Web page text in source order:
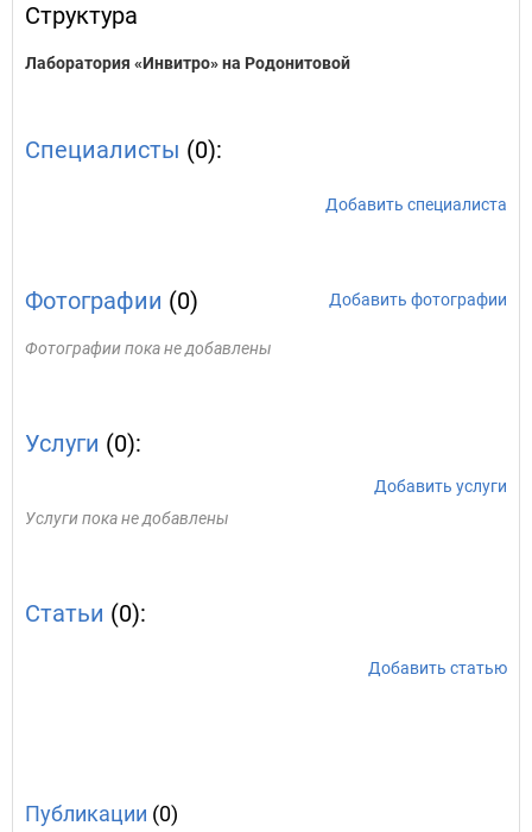
Структура
Лаборатория «Инвитро» на Родонитовой
Специалисты (0):
Добавить специалиста
Фотографии (0) Добавить фотографии
Фотографии пока не добавлены
Услуги (0):
Добавить услуги
Услуги пока не добавлены
Статьи (0):
Добавить статью
Публикации (0)